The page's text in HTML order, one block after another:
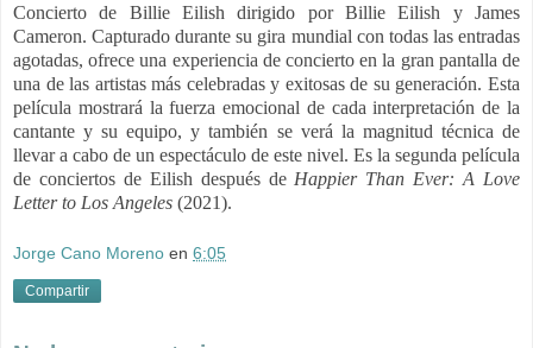
Concierto de Billie Eilish dirigido por Billie Eilish y James
Cameron. Capturado durante su gira mundial con todas las entradas
agotadas, ofrece una experiencia de concierto en la gran pantalla de
una de las artistas más celebradas y exitosas de su generación. Esta
película mostrará la fuerza emocional de cada interpretación de la
cantante y su equipo, y también se verá la magnitud técnica de
llevar a cabo de un espectáculo de este nivel. Es la segunda película
de conciertos de Eilish después de Happier Than Ever: A Love
Letter to Los Angeles (2021).
Jorge Cano Moreno en 6:05
Compartir